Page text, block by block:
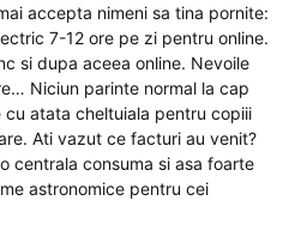
accepta nimeni sa tina pornite:
7-12 ore pe zi pentru online.
si dupa aceea online. Nevoile
Niciun parinte normal la cap
cu atata cheltuiala pentru copiii
Ati vazut ce facturi au venit?
centrala consuma si asa foarte
astronomice pentru cei